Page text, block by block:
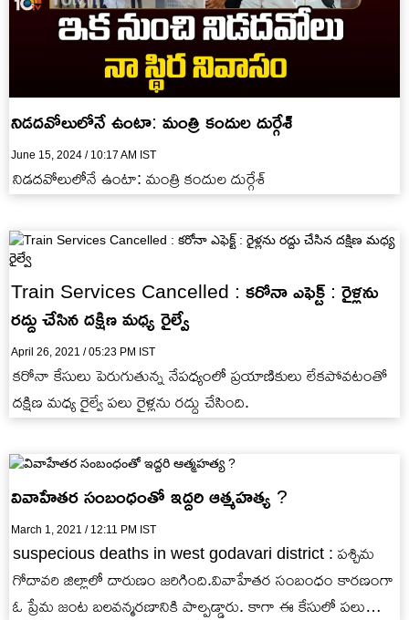
నిడదవోలులోనే ఉంటా: మంత్రి కందుల దుర్గేశ్
June 15, 2024 / 10:17 AM IST
నిడదవోలులోనే ఉంటా: మంత్రి కందుల దుర్గేశ్
Train Services Cancelled : కరోనా ఎఫెక్ట్ : రైళ్లను
రద్దు చేసిన దక్షిణ మధ్య రైల్వే
April 26, 2021 / 05:23 PM IST
కరోనా కేసులు పెరుగుతున్న నేపధ్యంలో ప్రయాణికులు లేకపోవటంతో
దక్షిణ మధ్య రైల్వే పలు రైళ్లను రద్దు చేసింది.
వివాహేతర సంబంధంతో ఇద్దరి ఆత్మహత్య ?
March 1, 2021 / 12:11 PM IST
suspecious deaths in west godavari district : పశ్చిమ
గోదావరి జిల్లాలో దారుణం జరిగింది.వివాహేతర సంబంధం కారణంగా
ఓ ప్రేమ జంట బలవన్మరణానికి పాల్పడ్డారు. కాగా ఈ కేసులో పలు